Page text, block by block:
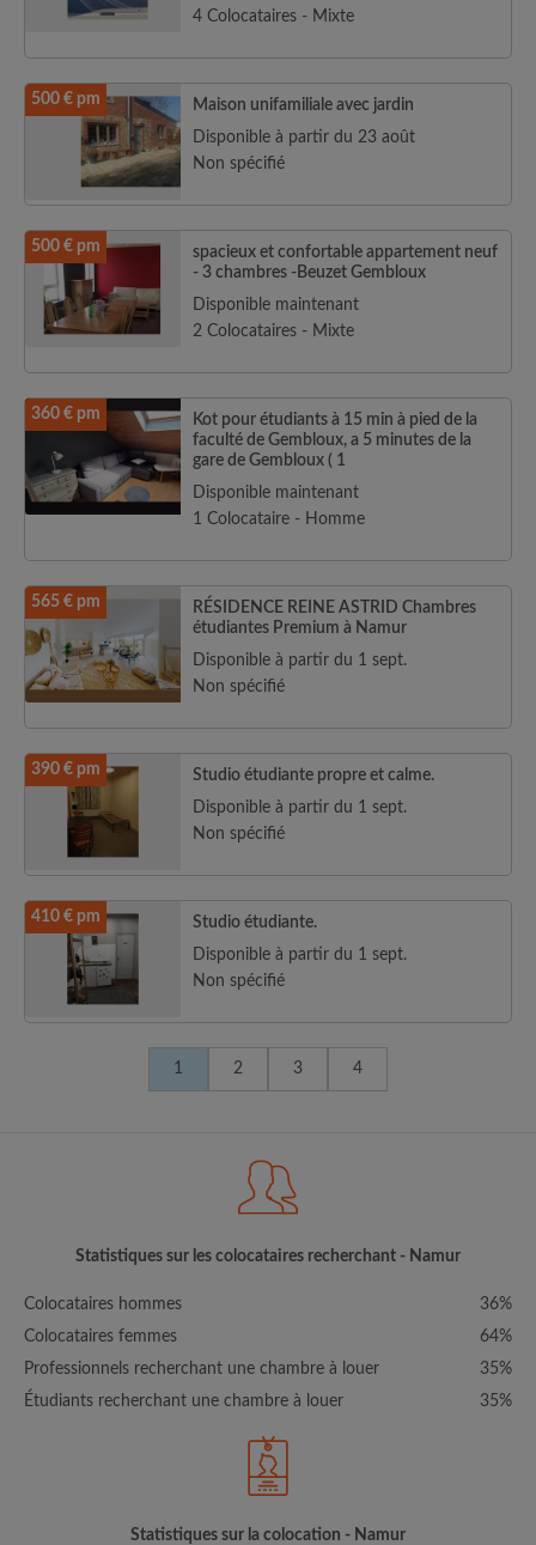
4 Colocataires - Mixte
500 € pm
Maison unifamiliale avec jardin
Disponible à partir du 23 août
Non spécifié
500 € pm
spacieux et confortable appartement neuf
- 3 chambres -Beuzet Gembloux
Disponible maintenant
2 Colocataires - Mixte
360 € pm
Kot pour étudiants à 15 min à pied de la
faculté de Gembloux, a 5 minutes de la
gare de Gembloux ( 1
Disponible maintenant
1 Colocataire - Homme
565 € pm
RÉSIDENCE REINE ASTRID Chambres
étudiantes Premium à Namur
Disponible à partir du 1 sept.
Non spécifié
390 € pm
Studio étudiante propre et calme.
Disponible à partir du 1 sept.
Non spécifié
410 € pm
Studio étudiante.
Disponible à partir du 1 sept.
Non spécifié
1 2 3 4
Statistiques sur les colocataires recherchant - Namur
Colocataires hommes
36%
Colocataires femmes
64%
Professionnels recherchant une chambre à louer
35%
Étudiants recherchant une chambre à louer
35%
Statistiques sur la colocation - Namur